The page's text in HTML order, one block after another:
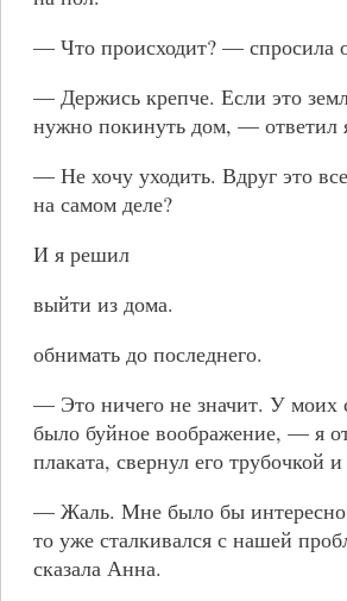
— Что происходит? — спросила
— Держись крепче. Если это
нужно покинуть дом, — ответил
— Не хочу уходить. Вдруг это
на самом деле?
И я решил
выйти из дома.
обнимать до последнего.
— Это ничего не значит. У моих
было буйное воображение, — я
плаката, свернул его трубочкой
— Жаль. Мне было бы интересно
то уже сталкивался с нашей
сказала Анна.